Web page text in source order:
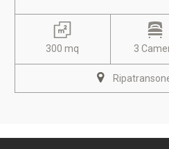
300 mq 3